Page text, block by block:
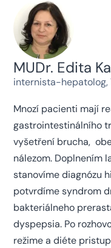
MUDr. Edita
internista-hepatolog,
Mnozí pacienti mají
gastrointestinálního
vyšetření brucha,
nálezom. Doplnením
stanovíme diagnózu
potvrdíme syndrom
bakteriálneho
dyspepsia. Po
režime a diéte